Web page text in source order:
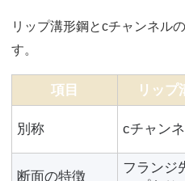
リップ溝形鋼とcチャンネル
す。
項目 リップ
別称 cチャン
断面の特徴
フランジ